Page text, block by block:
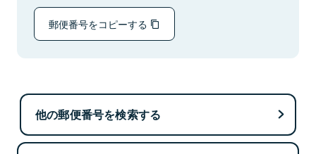
郵便番号をコピーする
他の郵便番号を検索する